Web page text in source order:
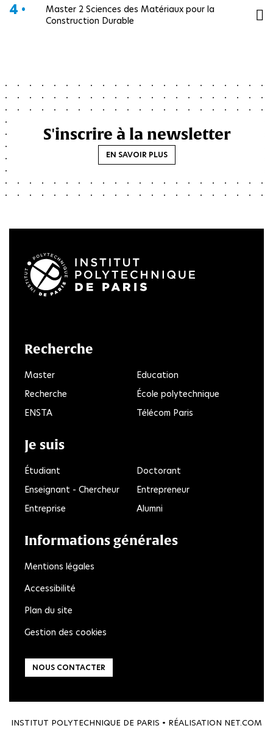
4 •
Master 2 Sciences des Matériaux pour la
Construction Durable
S'inscrire à la newsletter
EN SAVOIR PLUS
Recherche
Master
Education
Recherche
École polytechnique
ENSTA
Télécom Paris
Je suis
Étudiant
Doctorant
Enseignant - Chercheur
Entrepreneur
Entreprise
Alumni
Informations générales
Mentions légales
Accessibilité
Plan du site
Gestion des cookies
NOUS CONTACTER
INSTITUT POLYTECHNIQUE DE PARIS • RÉALISATION NET.COM